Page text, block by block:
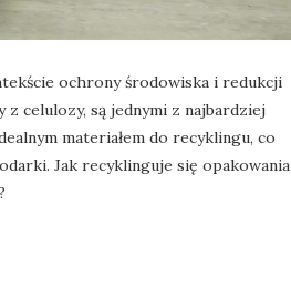
ochrony środowiska i redukcji
celulozy, są jednymi z najbardziej
materiałem do recyklingu, co
Jak recyklinguje się opakowania